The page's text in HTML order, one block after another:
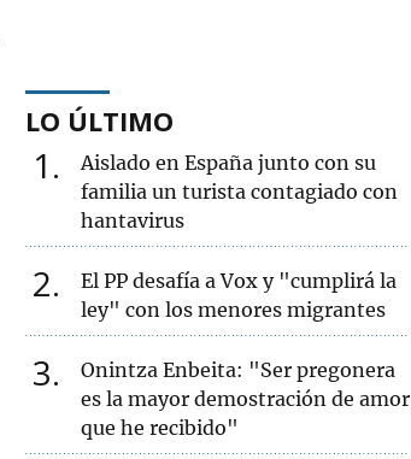
LO ÚLTIMO
1
Aislado en España junto con su
familia un turista contagiado con
hantavirus
2
El PP desafía a Vox y "cumplirá la
ley" con los menores migrantes
3
Onintza Enbeita: "Ser pregonera
es la mayor demostración de amor
que he recibido"